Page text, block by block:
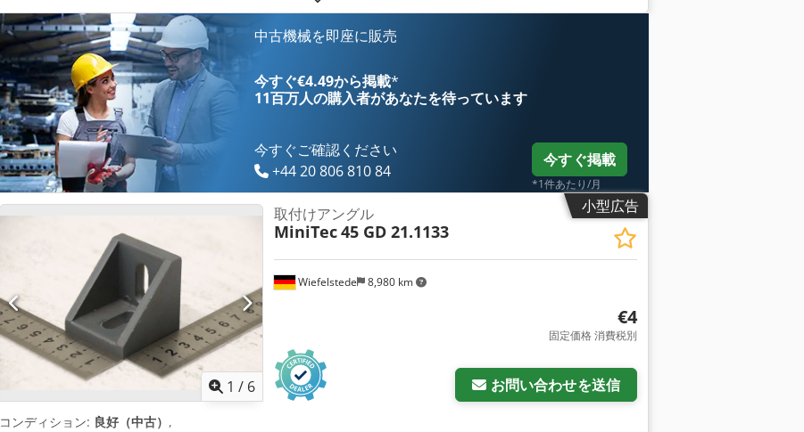
中古機械を即座に販売
今すぐ€4.49から掲載*
11百万人の購入者があなたを待っています
今すぐご確認ください
+44 20 806 810 84
今すぐ掲載
*1件あたり/月
小型広告
1 / 6
Wiefelstede 8,980 km
取付けアングル
MiniTec45 GD 21.1133
€4
固定価格 消費税別
お問い合わせを送信
コンディション: 良好（中古） ,